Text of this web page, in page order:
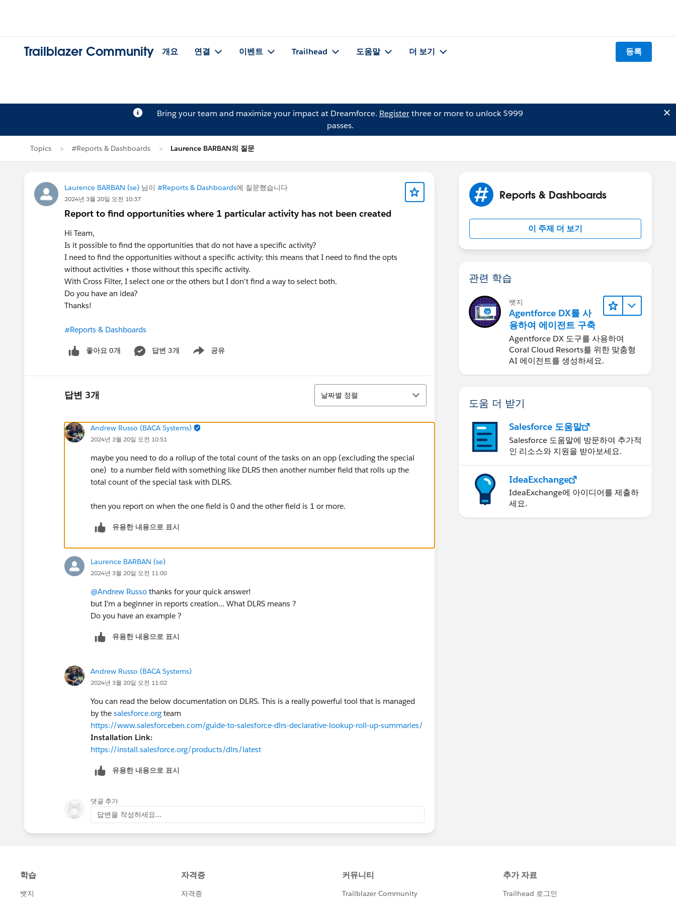
Trailblazer Community 개요 연결 이벤트 Trailhead 도움말 더 보기 등록
Bring your team and maximize your impact at Dreamforce. Registerthree or more to unlock $999
passes.
Topics #Reports & Dashboards Laurence BARBAN의 질문
Laurence BARBAN (se) 님이 #Reports & Dashboards에 질문했습니다
2024년 3월 20일 오전 10:37
Report to find opportunities where 1 particular activity has not been created
Hi Team,
Is it possible to find the opportunities that do not have a specific activity?
I need to find the opportunities without a specific activity: this means that I need to find the opts
without activities + those without this specific activity.
With Cross Filter, I select one or the others but I don't find a way to select both.
Do you have an idea?
Thanks!
#Reports & Dashboards
좋아요 0개 답변 3개 공유
Show menu
답변 3개
정렬
날짜별 정렬
Andrew Russo (BACA Systems)
2024년 3월 20일 오전 10:51
maybe you need to do a rollup of the total count of the tasks on an opp (excluding the special
one) to a number field with something like DLRS then another number field that rolls up the
total count of the special task with DLRS.
then you report on when the one field is 0 and the other field is 1 or more.
유용한 내용으로 표시
Laurence BARBAN (se)
2024년 3월 20일 오전 11:00
@Andrew Russo thanks for your quick answer!
but I'm a beginner in reports creation... What DLRS means ?
Do you have an example ?
유용한 내용으로 표시
Andrew Russo (BACA Systems)
2024년 3월 20일 오전 11:02
You can read the below documentation on DLRS. This is a really powerful tool that is managed
by the salesforce.org team
https://www.salesforceben.com/guide-to-salesforce-dlrs-declarative-lookup-roll-up-summaries/
Installation Link:
https://install.salesforce.org/products/dlrs/latest
유용한 내용으로 표시
댓글 추가
답변을 작성하세요...
Reports & Dashboards
이 주제 더 보기
관련 학습
뱃지
Agentforce DX를 사
용하여 에이전트 구축
Agentforce DX 도구를 사용하여
Coral Cloud Resorts를 위한 맞춤형
AI 에이전트를 생성하세요.
도움 더 받기
Salesforce 도움말
Salesforce 도움말에 방문하여 추가적
인 리소스와 지원을 받아보세요.
IdeaExchange
IdeaExchange에 아이디어를 제출하
세요.